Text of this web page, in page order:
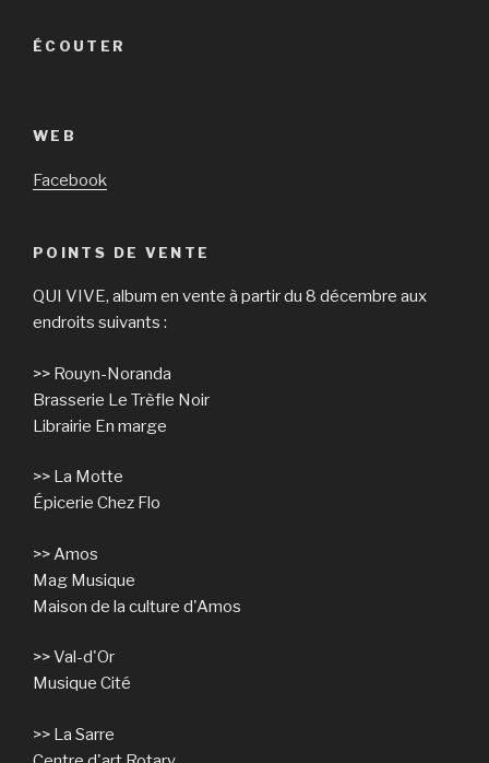
ÉCOUTER
WEB
Facebook
POINTS DE VENTE
QUI VIVE, album en vente à partir du 8 décembre aux
endroits suivants :
>> Rouyn-Noranda
Brasserie Le Trèfle Noir
Librairie En marge
>> La Motte
Épicerie Chez Flo
>> Amos
Mag Musique
Maison de la culture d'Amos
>> Val-d'Or
Musique Cité
>> La Sarre